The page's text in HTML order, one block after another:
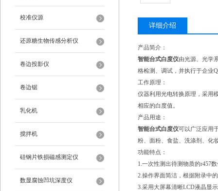
校准仪源
还原糖生物传感分析仪
卷边投影仪
卷边锯
乳化机
搅拌机
硅钢片铁损磁感测定仪
数显腐蚀凹坑深度仪
详细介绍
产品简介：
智能台式白度仪由光源、光学
格检测、调试，并执行于企业
工作原理：
仪器利用光电转换原理，采用
相应的白度值。
产品用途：
智能台式白度仪可以广泛应用
粉、面粉、食盐、洗涤剂、化
功能特点：
1.一次性测出待测物质的r457
2.操作界面简洁，根据附录中
3.采用大屏幕清晰LCD液晶显